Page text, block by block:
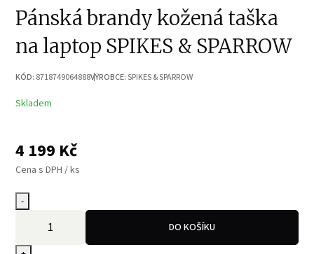
Pánská brandy kožená taška
na laptop SPIKES & SPARROW
KÓD: 8718749064888VÝROBCE: SPIKES & SPARROW
Skladem
4 199 Kč
Cena s DPH / ks
-
DO KOŠÍKU